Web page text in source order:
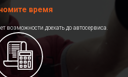
время
возможности доехать до автосервиса.